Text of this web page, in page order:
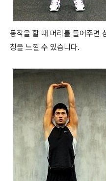
동작을 할 때 머리를 들어주면
칭을 느낄 수 있습니다.